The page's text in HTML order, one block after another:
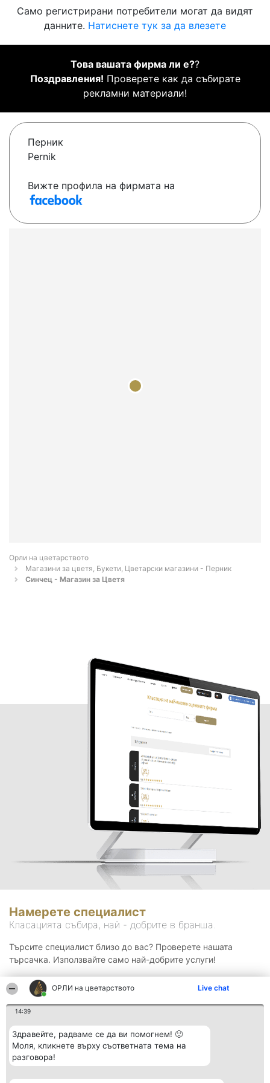
ОРЛИ на цветарството Live chat
14:39
Здравейте, радваме се да ви помогнем! 🙂
Моля, кликнете върху съответната тема на
разговора!
Само регистрирани потребители могат да видят
данните. Натиснете тук за да влезете
Това вашата фирма ли е??
Поздравления! Проверете как да събирате
рекламни материали!
Перник
Pernik
Вижте профила на фирмата на
Орли на цветарството
Магазини за цветя, Букети, Цветарски магазини - Перник
Синчец - Магазин за Цветя
Намерете специалист
Класацията събира, най - добрите в бранша.
Търсите специалист близо до вас? Проверете нашата
търсачка. Използвайте само най-добрите услуги!